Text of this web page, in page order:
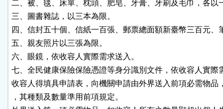
二、被、毯、床單、枕頭、肥皂、牙膏、牙刷及毛巾，各以
三、圖書雜誌，以三本為限。
四、信封五十個、信紙一百張、郵票總面額新臺幣三百元、
五、親友照片以三張為限。
六、眼鏡，依收容人實際需求送入。
七、全民健康保險保險憑證等身分識別文件，依收容人實際
收容人得填具申請表，向機關申請由外界送入前項必需物品
，其種類及數量準用前項規定。